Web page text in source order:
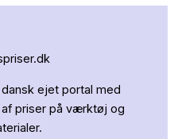
ejet portal med
priser på værktøj og